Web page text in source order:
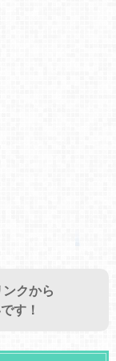
クから
す！